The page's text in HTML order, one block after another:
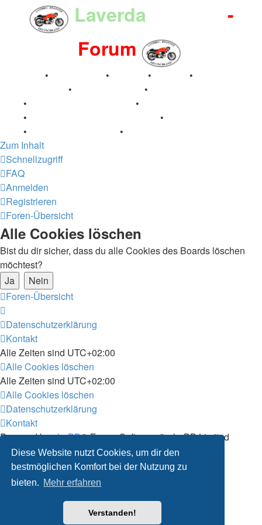
Diese Website nutzt Cookies, um dir den
bestmöglichen Komfort bei der Nutzung zu
bieten. Mehr erfahren
Verstanden!
Laverda
-
Forum
• • •
•
• •
• •
• •
•
•
Zum Inhalt
Schnellzugriff
FAQ
Anmelden
Registrieren
Foren-Übersicht
Alle Cookies löschen
Bist du dir sicher, dass du alle Cookies des Boards löschen
möchtest?
Foren-Übersicht
Datenschutzerklärung
Kontakt
Alle Zeiten sind UTC+02:00
Alle Cookies löschen
Alle Zeiten sind UTC+02:00
Alle Cookies löschen
Datenschutzerklärung
Kontakt
Powered byphpBB® Forum Software © phpBB Limited
Deutsche Übersetzung durchphpBB.de
Customized byWireSys
Datenschutz|Nutzungsbedingungen